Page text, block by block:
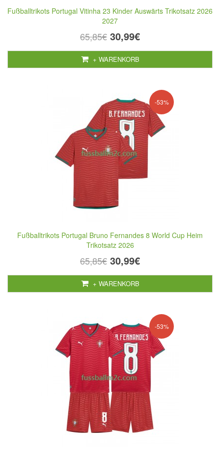
Fußballtrikots Portugal Vitinha 23 Kinder Auswärts Trikotsatz 2026
2027
65,85€ 30,99€
+ WARENKORB
-53%
Fußballtrikots Portugal Bruno Fernandes 8 World Cup Heim
Trikotsatz 2026
65,85€ 30,99€
+ WARENKORB
-53%